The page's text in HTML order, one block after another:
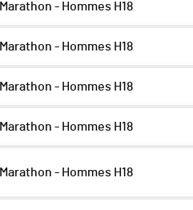
Marathon - Hommes H18
Marathon - Hommes H18
Marathon - Hommes H18
Marathon - Hommes H18
Marathon - Hommes H18